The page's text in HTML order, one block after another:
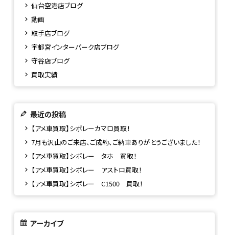
仙台空港店ブログ
動画
取手店ブログ
宇都宮インターパーク店ブログ
守谷店ブログ
買取実績
最近の投稿
【アメ車買取】シボレーカマロ買取！
7月も沢山のご来店、ご成約、ご納車ありがとうございました！
【アメ車買取】シボレー タホ 買取！
【アメ車買取】シボレー アストロ買取！
【アメ車買取】シボレー C1500 買取！
アーカイブ